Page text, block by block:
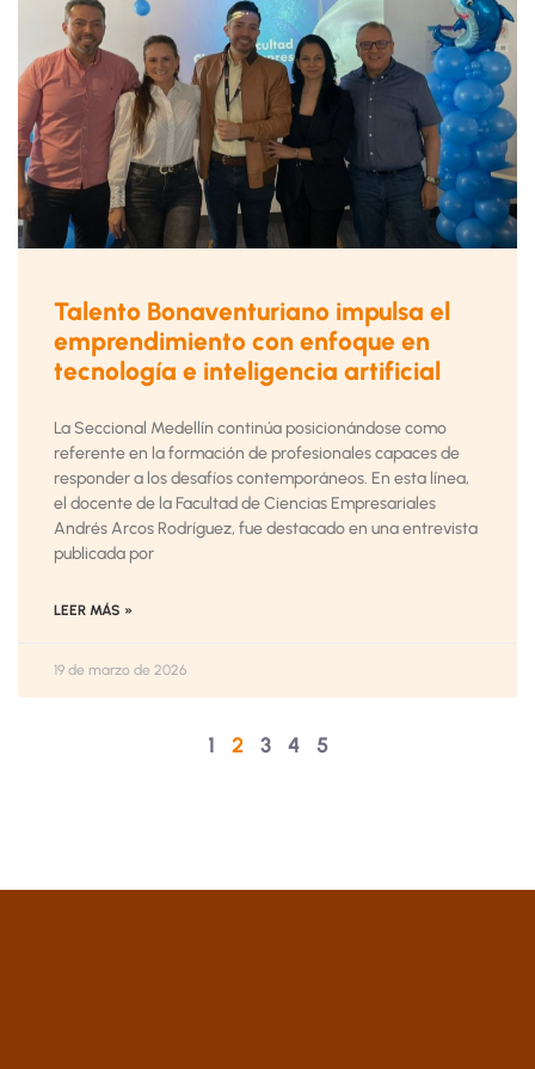
Talento Bonaventuriano impulsa el
emprendimiento con enfoque en
tecnología e inteligencia artificial
La Seccional Medellín continúa posicionándose como
referente en la formación de profesionales capaces de
responder a los desafíos contemporáneos. En esta línea,
el docente de la Facultad de Ciencias Empresariales
Andrés Arcos Rodríguez, fue destacado en una entrevista
publicada por
LEER MÁS »
19 de marzo de 2026
1 2 3 4 5